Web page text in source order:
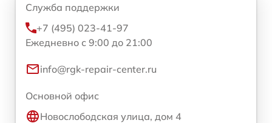
Служба поддержки
+7 (495) 023-41-97
Ежедневно с 9:00 до 21:00
info@rgk-repair-center.ru
Основной офис
Новослободская улица, дом 4